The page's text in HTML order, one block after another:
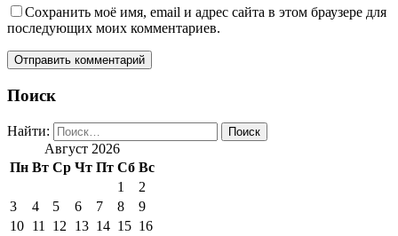
Сохранить моё имя, email и адрес сайта в этом браузере для
последующих моих комментариев.
Поиск
Найти:
Август 2026
Пн Вт Ср Чт Пт Сб Вс
1
2
3
4 5 6 7 8
9
10 11 12 13 14 15 16